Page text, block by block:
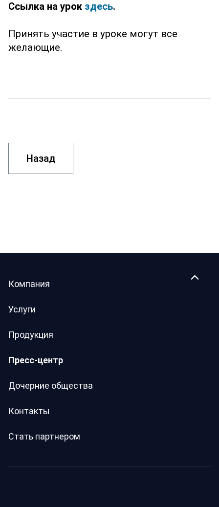
Ссылка на урок здесь.
Принять участие в уроке могут все
желающие.
Назад
Компания
Услуги
Продукция
Пресс-центр
Дочерние общества
Контакты
Стать партнером